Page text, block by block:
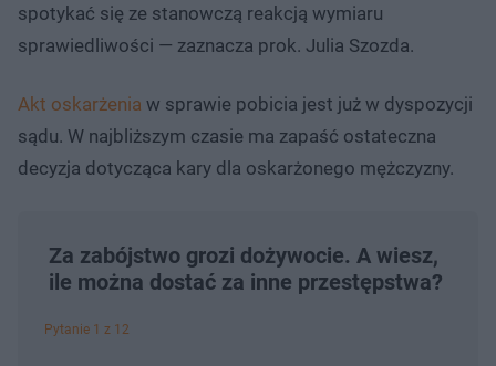
spotykać się ze stanowczą reakcją wymiaru
sprawiedliwości — zaznacza prok. Julia Szozda.
Akt oskarżenia w sprawie pobicia jest już w dyspozycji
sądu. W najbliższym czasie ma zapaść ostateczna
decyzja dotycząca kary dla oskarżonego mężczyzny.
Za zabójstwo grozi dożywocie. A wiesz,
ile można dostać za inne przestępstwa?
Pytanie 1 z 12